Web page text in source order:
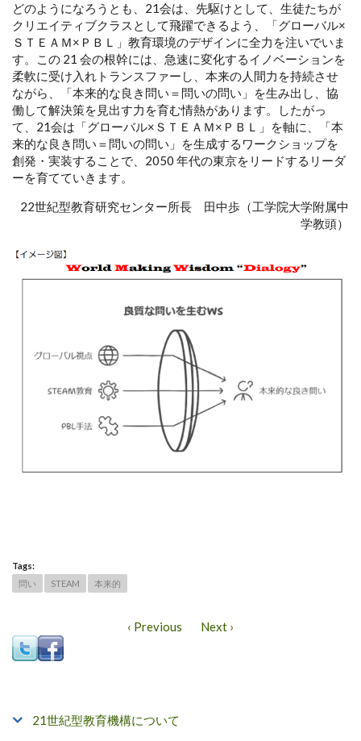
どのようになろうとも、21会は、先駆けとして、生徒たちが
クリエイティブクラスとして飛躍できるよう、「グローバル×
ＳＴＥＡＭ×ＰＢＬ」教育環境のデザインに全力を注いでいま
す。この 21 会の根幹には、急速に変化するイノベーションを
柔軟に受け入れトランスファーし、本来の人間力を持続させ
ながら、「本来的な良き問い＝問いの問い」を生み出し、協
働して解決策を見出す力を育む情熱があります。したがっ
て、21会は「グローバル×ＳＴＥＡＭ×ＰＢＬ」を軸に、「本
来的な良き問い＝問いの問い」を生成するワークショップを
創発・実装することで、2050 年代の東京をリードするリーダ
ーを育てていきます。
22世紀型教育研究センター所長 田中歩（工学院大学附属中
学教頭）
Tags:
問い
STEAM 本来的
‹ Previous Next ›
21世紀型教育機構について